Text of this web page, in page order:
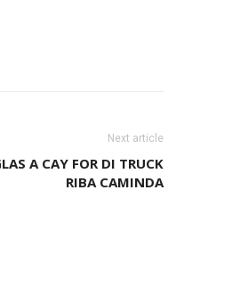
Next article
A CAY FOR DI TRUCK
RIBA CAMINDA